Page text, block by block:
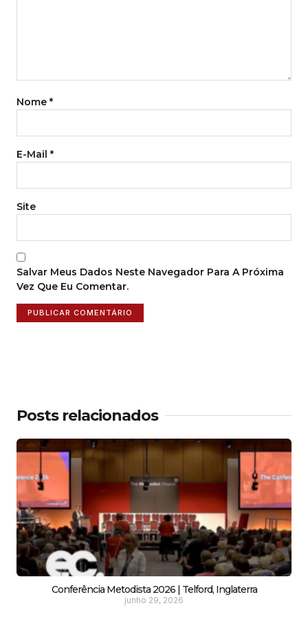
Nome *
E-Mail *
Site
Salvar Meus Dados Neste Navegador Para A Próxima
Vez Que Eu Comentar.
Posts relacionados
Conferência Metodista 2026 | Telford, Inglaterra
junho 29, 2026